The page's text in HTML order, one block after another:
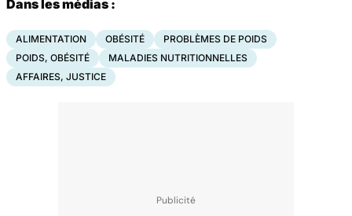
Dans les médias :
ALIMENTATION OBÉSITÉ
PROBLÈMES DE POIDS
POIDS, OBÉSITÉ
MALADIES NUTRITIONNELLES
AFFAIRES, JUSTICE